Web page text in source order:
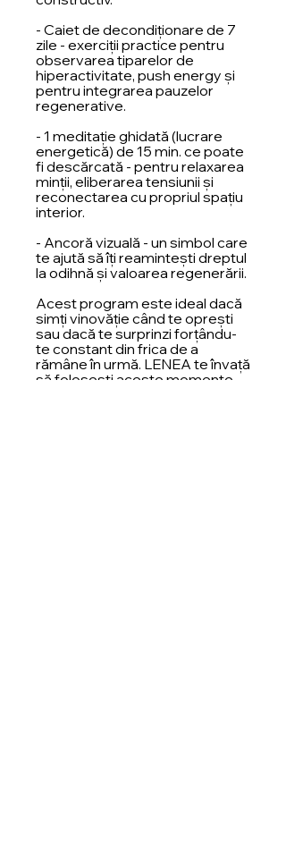
- Caiet de decondiționare de 7
zile - exerciții practice pentru
observarea tiparelor de
hiperactivitate, push energy și
pentru integrarea pauzelor
regenerative.
- 1 meditație ghidată (lucrare
energetică) de 15 min. ce poate
fi descărcată - pentru relaxarea
minții, eliberarea tensiunii și
reconectarea cu propriul spațiu
interior.
- Ancoră vizuală - un simbol care
te ajută să îți reamintești dreptul
la odihnă și valoarea regenerării.
Acest program este ideal dacă
simți vinovăție când te oprești
sau dacă te surprinzi forțându-
te constant din frica de a
rămâne în urmă. LENEA te învață
să folosești aceste momente